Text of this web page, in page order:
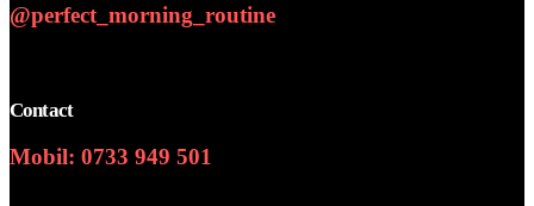
@perfect_morning_routine
Contact
Mobil: 0733 949 501